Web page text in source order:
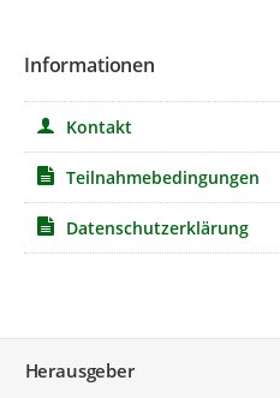
Informationen
Kontakt
Teilnahmebedingungen
Datenschutzerklärung
Herausgeber